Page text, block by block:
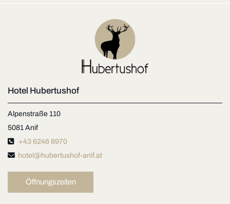
Hotel Hubertushof
Alpenstraße 110
5081 Anif
 +43 6246 8970
 hotel@hubertushof-anif.at
Öffnungszeiten